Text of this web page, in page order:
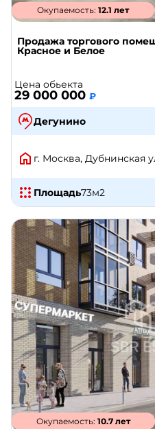
Окупаемость: 12.1 лет
Продажа торгового
Красное и Белое
Цена обьекта
29 000 000 ₽
Дегунино
г. Москва, Дубнинская
Площадь73м2
Окупаемость: 10.7 лет